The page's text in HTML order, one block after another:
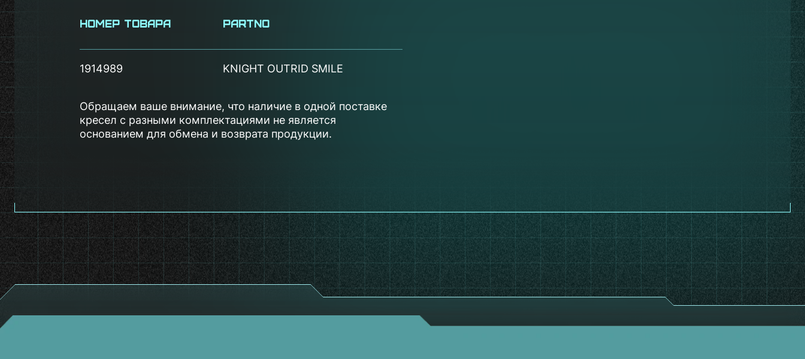
Номер товара PartNo
1914989 KNIGHT OUTRID SMILE
Обращаем ваше внимание, что наличие в одной поставке
кресел с разными комплектациями не является
основанием для обмена и возврата продукции.